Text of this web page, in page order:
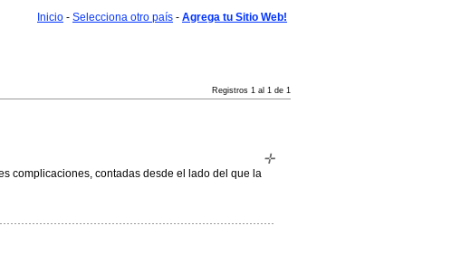
Inicio - Selecciona otro país - Agrega tu Sitio Web!
Registros 1 al 1 de 1
complicaciones, contadas desde el lado del que la